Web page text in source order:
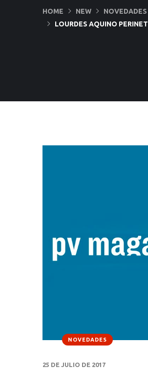
HOME NEW
NOVEDADES
LOURDES AQUINO
NOVEDADES
25 DE JULIO DE 2017